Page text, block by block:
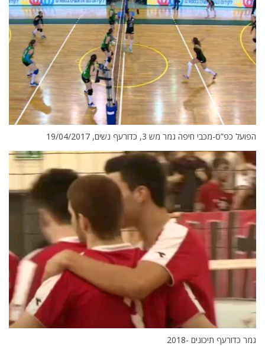
הפועל כפ”ס-מכבי חיפה גמר מש 3, כדורעף נשים, 19/04/2017
גמר כדורעף תיכונים -2018